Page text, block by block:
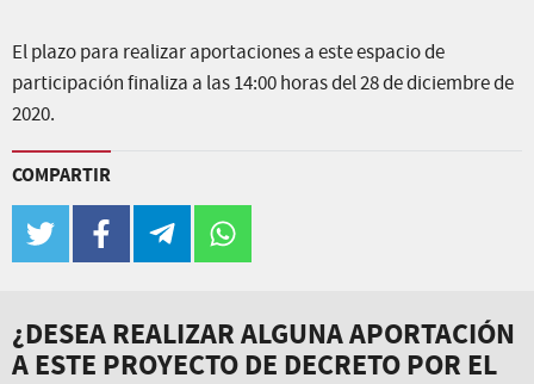
El plazo para realizar aportaciones a este espacio de
participación finaliza a las 14:00 horas del 28 de diciembre de
2020.
COMPARTIR
twitter facebook telegram
¿DESEA REALIZAR ALGUNA APORTACIÓN
A ESTE PROYECTO DE DECRETO POR EL